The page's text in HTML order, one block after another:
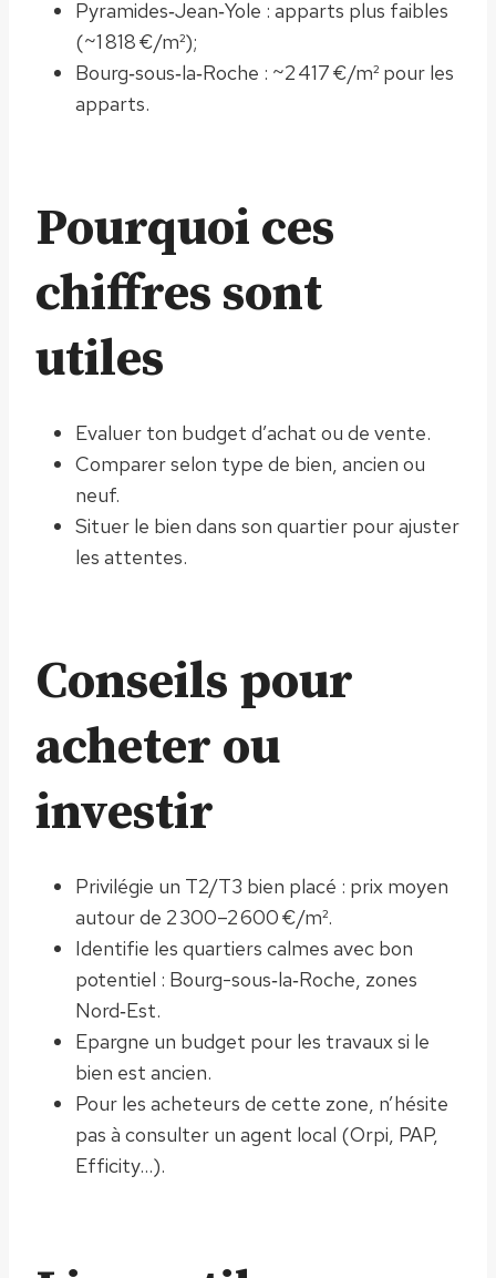
Pyramides‑Jean‑Yole : apparts plus faibles
(~1 818 €/m²);
Bourg‑sous‑la‑Roche : ~2 417 €/m² pour les
apparts.
Pourquoi ces
chiffres sont
utiles
Evaluer ton budget d’achat ou de vente.
Comparer selon type de bien, ancien ou
neuf.
Situer le bien dans son quartier pour ajuster
les attentes.
Conseils pour
acheter ou
investir
Privilégie un T2/T3 bien placé : prix moyen
autour de 2 300–2 600 €/m².
Identifie les quartiers calmes avec bon
potentiel : Bourg-sous‑la‑Roche, zones
Nord‑Est.
Epargne un budget pour les travaux si le
bien est ancien.
Pour les acheteurs de cette zone, n’hésite
pas à consulter un agent local (Orpi, PAP,
Efficity…).